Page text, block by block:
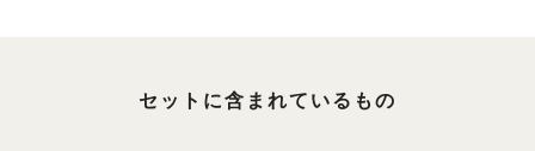
セットに含まれているもの